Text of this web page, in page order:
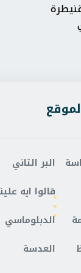
البر التاني
قالوا ايه
الدبلوماسي
العدسة